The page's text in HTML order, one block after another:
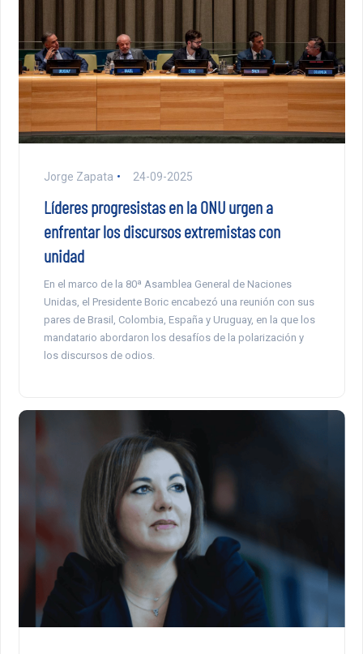
Jorge Zapata 24-09-2025
Líderes progresistas en la ONU urgen a
enfrentar los discursos extremistas con
unidad
En el marco de la 80ª Asamblea General de Naciones
Unidas, el Presidente Boric encabezó una reunión con sus
pares de Brasil, Colombia, España y Uruguay, en la que los
mandatario abordaron los desafíos de la polarización y
los discursos de odios.